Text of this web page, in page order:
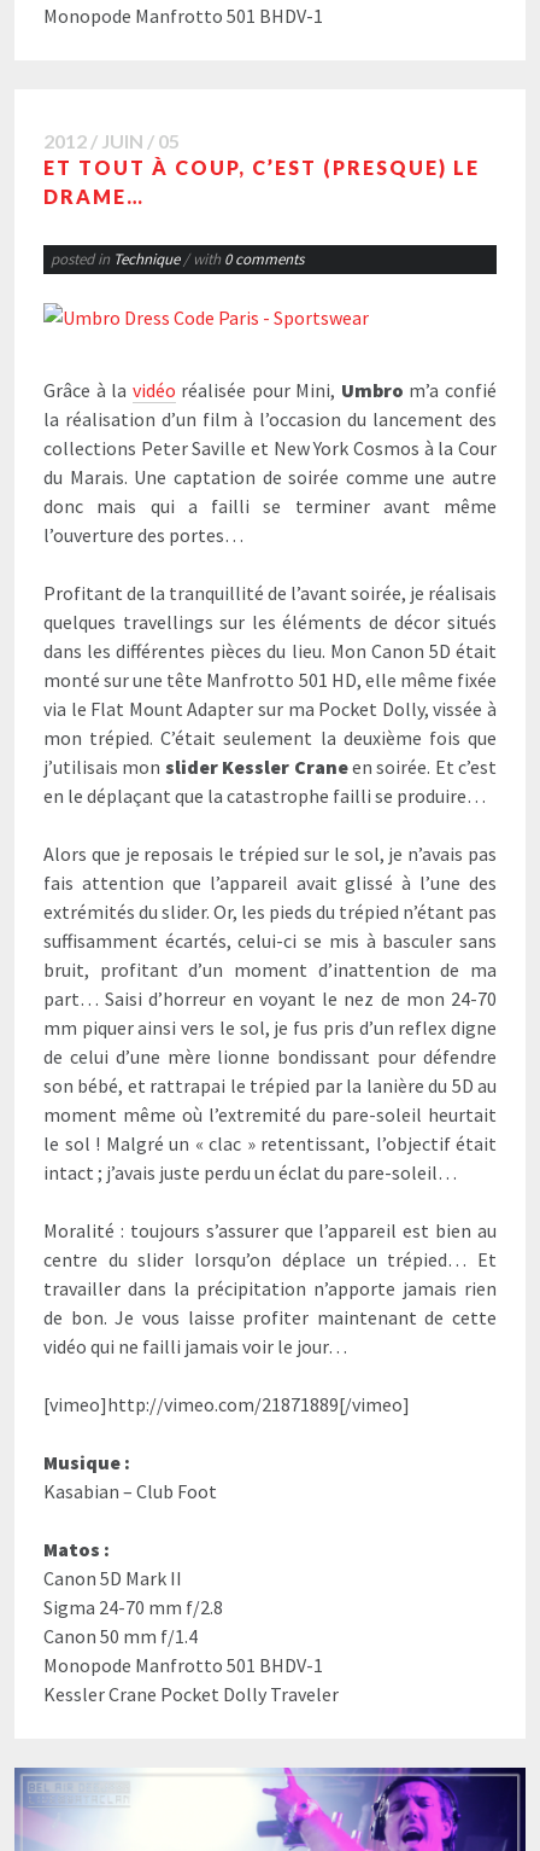
Monopode Manfrotto 501 BHDV-1
2012 / JUIN / 05
ET TOUT À COUP, C’EST (PRESQUE) LE
DRAME…
posted in Technique / with 0 comments
Grâce à la vidéo réalisée pour Mini, Umbro m’a confié
la réalisation d’un film à l’occasion du lancement des
collections Peter Saville et New York Cosmos à la Cour
du Marais. Une captation de soirée comme une autre
donc mais qui a failli se terminer avant même
l’ouverture des portes…
Profitant de la tranquillité de l’avant soirée, je réalisais
quelques travellings sur les éléments de décor situés
dans les différentes pièces du lieu. Mon Canon 5D était
monté sur une tête Manfrotto 501 HD, elle même fixée
via le Flat Mount Adapter sur ma Pocket Dolly, vissée à
mon trépied. C’était seulement la deuxième fois que
j’utilisais mon slider Kessler Craneen soirée. Et c’est
en le déplaçant que la catastrophe failli se produire…
Alors que je reposais le trépied sur le sol, je n’avais pas
fais attention que l’appareil avait glissé à l’une des
extrémités du slider. Or, les pieds du trépied n’étant pas
suffisamment écartés, celui-ci se mis à basculer sans
bruit, profitant d’un moment d’inattention de ma
part… Saisi d’horreur en voyant le nez de mon 24-70
mm piquer ainsi vers le sol, je fus pris d’un reflex digne
de celui d’une mère lionne bondissant pour défendre
son bébé, et rattrapai le trépied par la lanière du 5D au
moment même où l’extremité du pare-soleil heurtait
le sol ! Malgré un « clac » retentissant, l’objectif était
intact ; j’avais juste perdu un éclat du pare-soleil…
Moralité : toujours s’assurer que l’appareil est bien au
centre du slider lorsqu’on déplace un trépied… Et
travailler dans la précipitation n’apporte jamais rien
de bon. Je vous laisse profiter maintenant de cette
vidéo qui ne failli jamais voir le jour…
[vimeo]http://vimeo.com/21871889[/vimeo]
Musique :
Kasabian – Club Foot
Matos :
Canon 5D Mark II
Sigma 24-70 mm f/2.8
Canon 50 mm f/1.4
Monopode Manfrotto 501 BHDV-1
Kessler Crane Pocket Dolly Traveler